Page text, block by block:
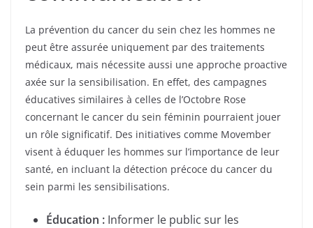
La prévention du cancer du sein chez les hommes ne
peut être assurée uniquement par des traitements
médicaux, mais nécessite aussi une approche proactive
axée sur la sensibilisation. En effet, des campagnes
éducatives similaires à celles de l’Octobre Rose
concernant le cancer du sein féminin pourraient jouer
un rôle significatif. Des initiatives comme Movember
visent à éduquer les hommes sur l’importance de leur
santé, en incluant la détection précoce du cancer du
sein parmi les sensibilisations.
Éducation : Informer le public sur les